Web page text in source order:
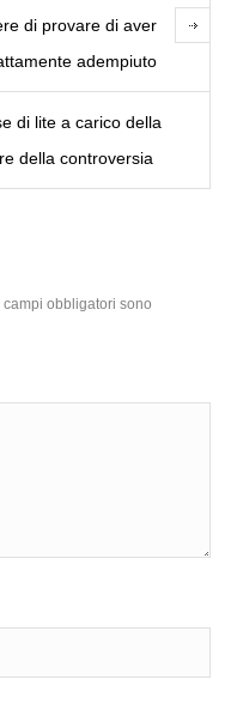
di provare di aver
adempiuto
di lite a carico della
della controversia
I campi obbligatori sono